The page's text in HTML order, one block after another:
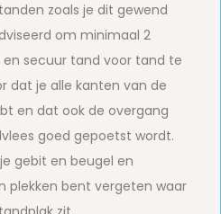
zoals je dit gewend
om minimaal 2
secuur tand voor tand te
dat je alle kanten van de
en dat ook de overgang
goed gepoetst wordt.
gebit en beugel en
plekken bent vergeten waar